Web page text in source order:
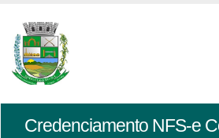
Credenciamento NFS-e